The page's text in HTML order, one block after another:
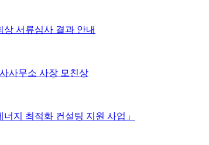
상 서류심사 결과 안내
사무소 사장 모친상
너지 최적화 컨설팅 지원 사업」